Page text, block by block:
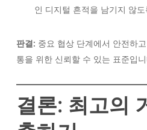
인 디지털 흔적을 남기지 않
판결: 중요 협상 단계에서 안전하
통을 위한 신뢰할 수 있는 표준입
결론: 최고의